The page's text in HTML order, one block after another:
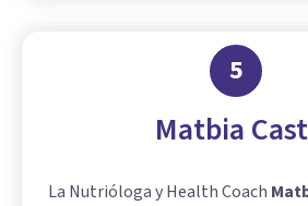
5
Matbia
La Nutrióloga y Health Coach